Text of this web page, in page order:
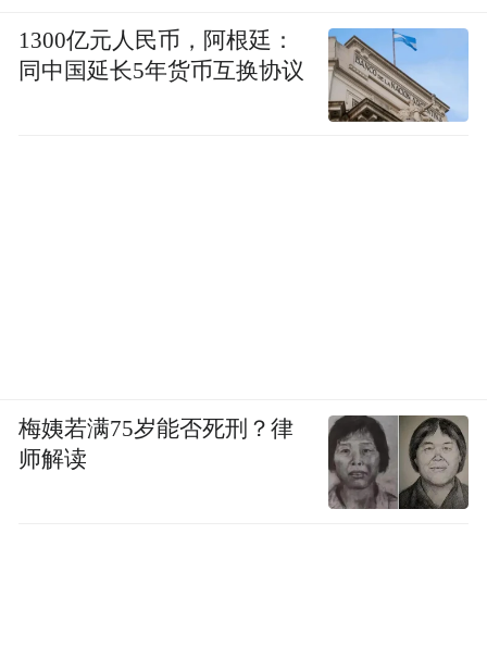
1300亿元人民币，阿根廷：
同中国延长5年货币互换协议
梅姨若满75岁能否死刑？律
师解读